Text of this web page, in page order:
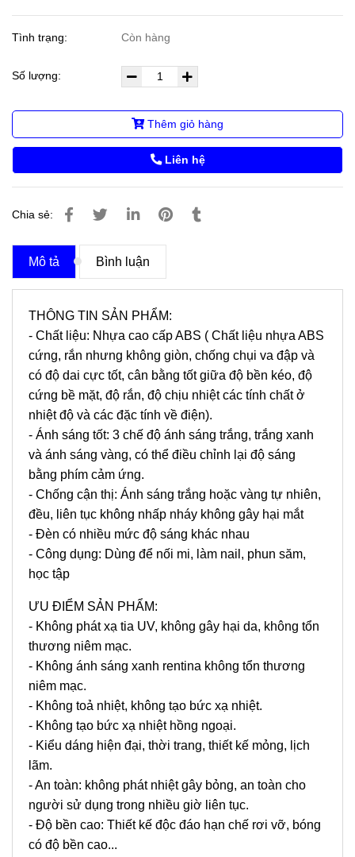
Tình trạng: Còn hàng
Số lượng:
Thêm giỏ hàng
Liên hệ
Chia sẻ:
Mô tả Bình luận
THÔNG TIN SẢN PHẨM:
- Chất liệu: Nhựa cao cấp ABS ( Chất liệu nhựa ABS
cứng, rắn nhưng không giòn, chống chụi va đập và
có độ dai cực tốt, cân bằng tốt giữa độ bền kéo, độ
cứng bề mặt, độ rắn, độ chịu nhiệt các tính chất ở
nhiệt độ và các đặc tính về điện).
- Ánh sáng tốt: 3 chế độ ánh sáng trắng, trắng xanh
và ánh sáng vàng, có thể điều chỉnh lại độ sáng
bằng phím cảm ứng.
- Chống cận thị: Ánh sáng trắng hoặc vàng tự nhiên,
đều, liên tục không nhấp nháy không gây hại mắt
- Đèn có nhiều mức độ sáng khác nhau
- Công dụng: Dùng để nối mi, làm nail, phun săm,
học tập
ƯU ĐIỂM SẢN PHẨM:
- Không phát xạ tia UV, không gây hại da, không tổn
thương niêm mạc.
- Không ánh sáng xanh rentina không tổn thương
niêm mạc.
- Không toả nhiệt, không tạo bức xạ nhiệt.
- Không tạo bức xạ nhiệt hồng ngoại.
- Kiểu dáng hiện đại, thời trang, thiết kế mỏng, lịch
lãm.
- An toàn: không phát nhiệt gây bỏng, an toàn cho
người sử dụng trong nhiều giờ liên tục.
- Độ bền cao: Thiết kế độc đáo hạn chế rơi vỡ, bóng
có độ bền cao...